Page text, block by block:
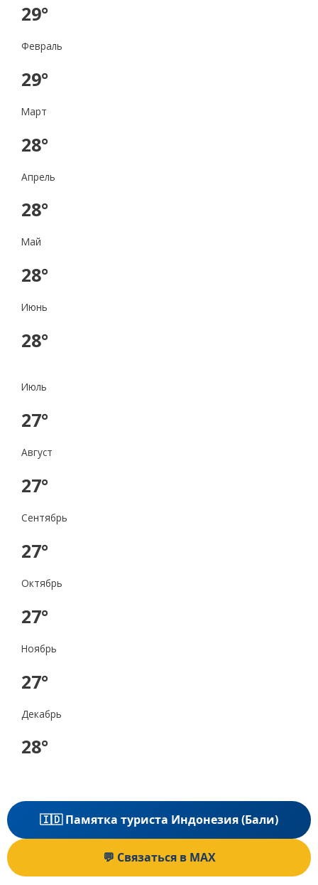
29°
Февраль
29°
Март
28°
Апрель
28°
Май
28°
Июнь
28°
Июль
27°
Август
27°
Сентябрь
27°
Октябрь
27°
Ноябрь
27°
Декабрь
28°
🇮🇩 Памятка туриста Индонезия (Бали)
💬 Связаться в MAX